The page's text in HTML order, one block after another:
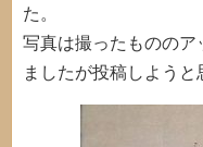
た。
写真は撮ったもののア
ましたが投稿しようと